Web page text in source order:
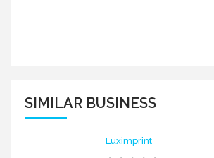
SIMILAR BUSINESS
Luximprint